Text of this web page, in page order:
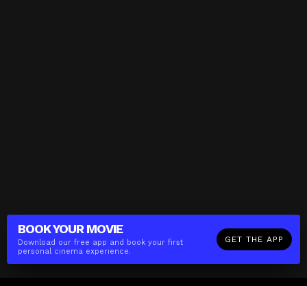
BOOK YOUR MOVIE
Download our free app and book your first
personal cinema experience.
GET THE APP